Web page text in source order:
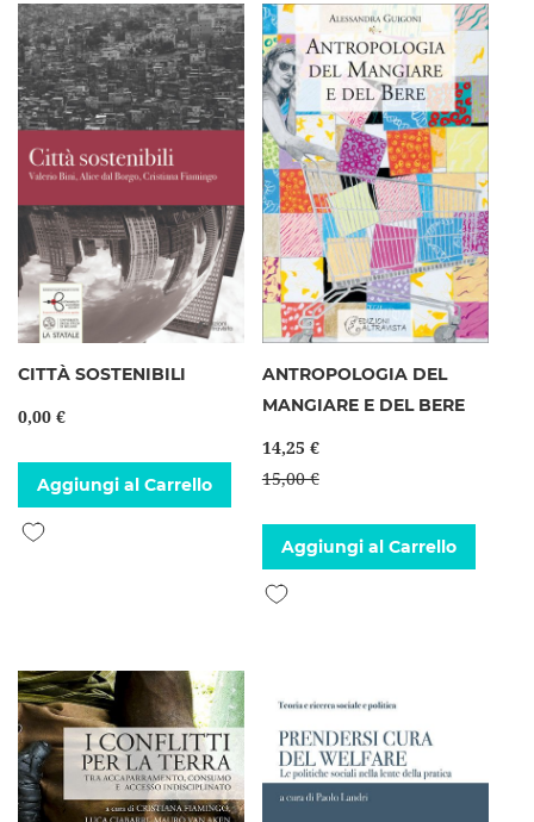
CITTÀ SOSTENIBILI
0,00 €
Aggiungi al Carrello
Aggiungi alla lista desideri
ANTROPOLOGIA DEL
MANGIARE E DEL BERE
14,25 €
15,00 €
Aggiungi al Carrello
Aggiungi alla lista desideri